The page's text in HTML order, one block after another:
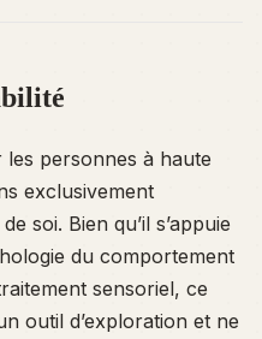
personnes à haute
exclusivement
soi. Bien qu’il s’appuie
du comportement
sensoriel, ce
outil d’exploration et ne